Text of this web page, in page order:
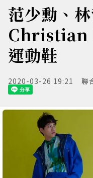
范少勳、
Christian
運動鞋
2020-03-26 19:21 聯